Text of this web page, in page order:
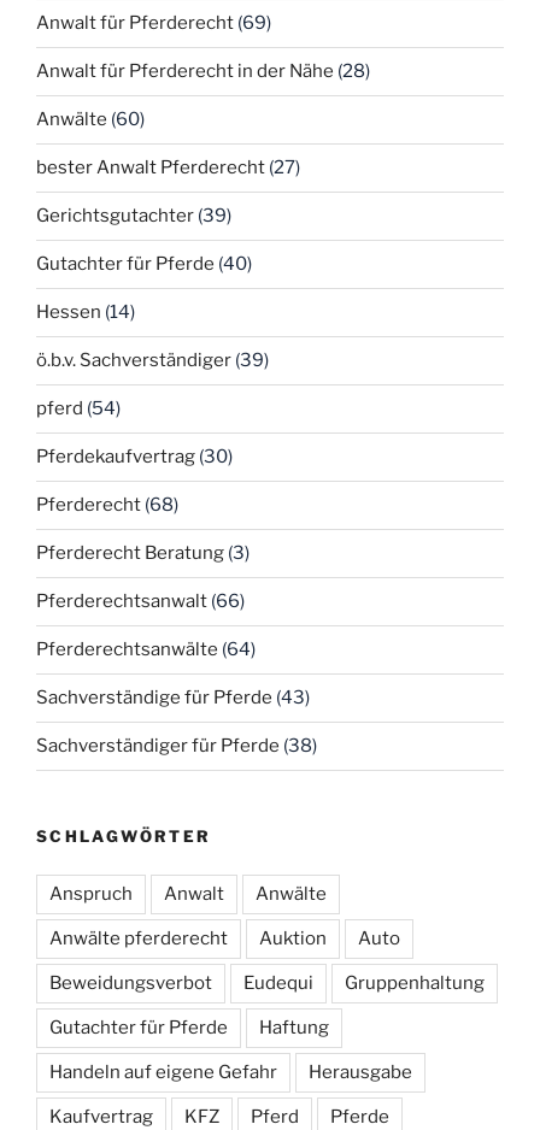
Anwalt für Pferderecht (69)
Anwalt für Pferderecht in der Nähe (28)
Anwälte (60)
bester Anwalt Pferderecht (27)
Gerichtsgutachter (39)
Gutachter für Pferde (40)
Hessen (14)
ö.b.v. Sachverständiger (39)
pferd (54)
Pferdekaufvertrag (30)
Pferderecht (68)
Pferderecht Beratung (3)
Pferderechtsanwalt (66)
Pferderechtsanwälte (64)
Sachverständige für Pferde (43)
Sachverständiger für Pferde (38)
SCHLAGWÖRTER
Anspruch Anwalt Anwälte
Anwälte pferderecht Auktion Auto
Beweidungsverbot Eudequi Gruppenhaltung
Gutachter für Pferde Haftung
Handeln auf eigene Gefahr Herausgabe
Kaufvertrag KFZ Pferd Pferde